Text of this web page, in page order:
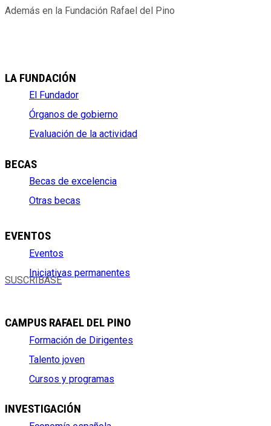
Además en la Fundación Rafael del Pino
LA FUNDACIÓN
El Fundador
Órganos de gobierno
Evaluación de la actividad
BECAS
Becas de excelencia
Otras becas
EVENTOS
Eventos
Iniciativas permanentes
SUSCRÍBASE
CAMPUS RAFAEL DEL PINO
Formación de Dirigentes
Talento joven
Cursos y programas
INVESTIGACIÓN